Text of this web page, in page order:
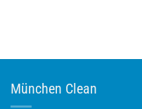
München Clean